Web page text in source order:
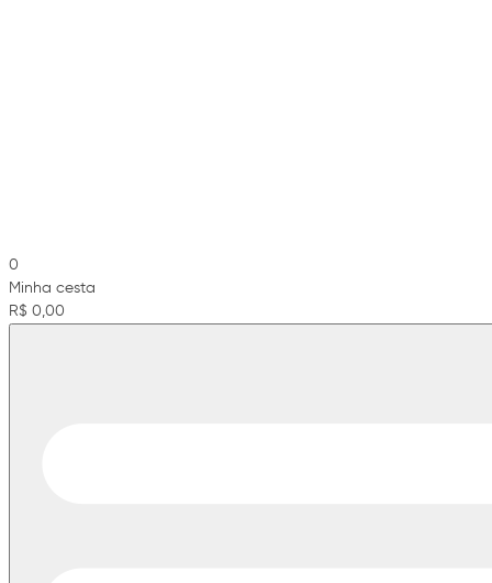
0
Minha cesta
R$ 0,00